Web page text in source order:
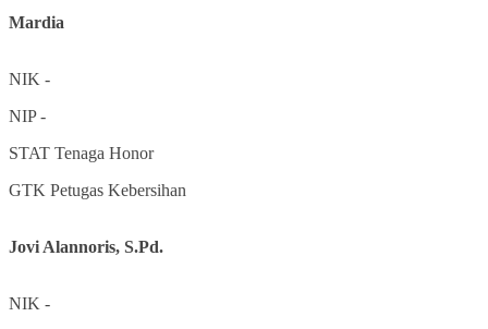
Mardia
NIK -
NIP-
STAT Tenaga Honor
GTK Petugas Kebersihan
Jovi Alannoris, S.Pd.
NIK -